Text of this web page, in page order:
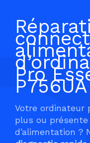
Pro
P756UA
Votre ordinateur
plus ou
d’alimentation ?